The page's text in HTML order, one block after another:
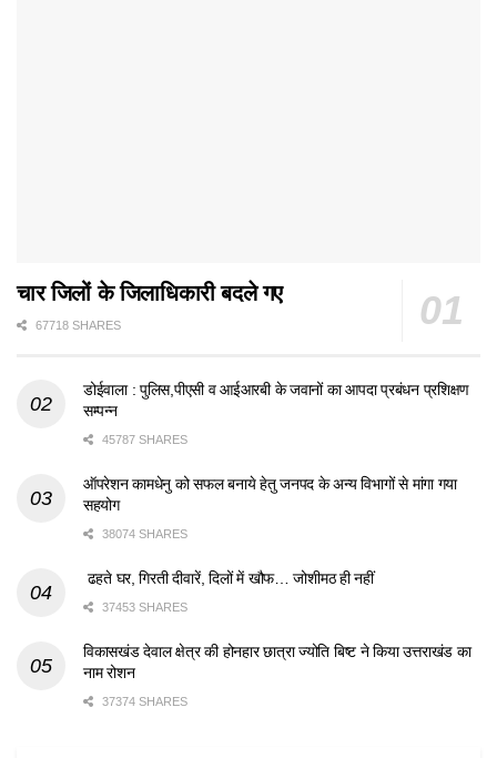
चार जिलों के जिलाधिकारी बदले गए
67718 SHARES
डोईवाला : पुलिस,पीएसी व आईआरबी के जवानों का आपदा प्रबंधन प्रशिक्षण
सम्पन्न
45787 SHARES
ऑपरेशन कामधेनु को सफल बनाये हेतु जनपद के अन्य विभागों से मांगा गया
सहयोग
38074 SHARES
ढहते घर, गिरती दीवारें, दिलों में खौफ… जोशीमठ ही नहीं
37453 SHARES
विकासखंड देवाल क्षेत्र की होनहार छात्रा ज्योति बिष्ट ने किया उत्तराखंड का
नाम रोशन
37374 SHARES